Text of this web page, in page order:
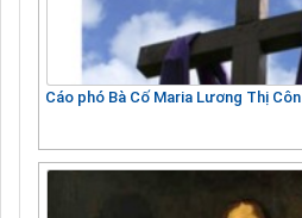
Cáo phó Bà Cố Maria Lương Thị Côn